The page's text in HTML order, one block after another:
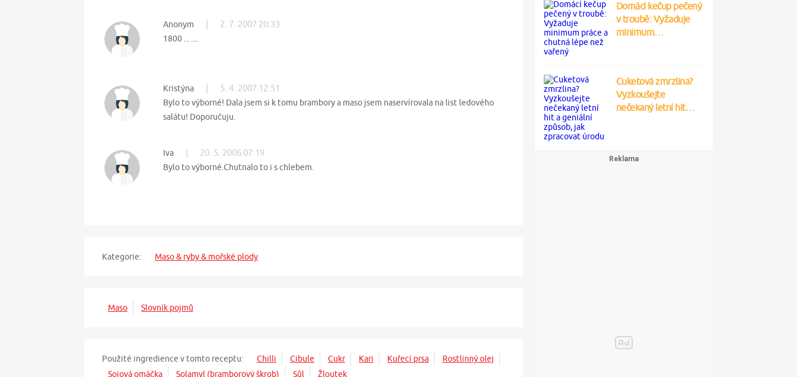
Anonym 2. 7. 2007 20:33
1800 ... ....
Kristýna 5. 4. 2007 12:51
Bylo to výborné! Dala jsem si k tomu brambory a maso jsem naservírovala na list ledového
salátu! Doporučuju.
Iva 20. 5. 2006 07:19
Bylo to výborné.Chutnalo to i s chlebem.
Kategorie: Maso & ryby & mořské plody
Maso Slovník pojmů
Použité ingredience v tomto receptu: Chilli Cibule Cukr Kari Kuřecí prsa
Rostlinný olej
Sojová omáčka
Solamyl (bramborový škrob) Sůl Žloutek
Domácí kečup pečený
v troubě: Vyžaduje
minimum…
Cuketová zmrzlina?
Vyzkoušejte
nečekaný letní hit…